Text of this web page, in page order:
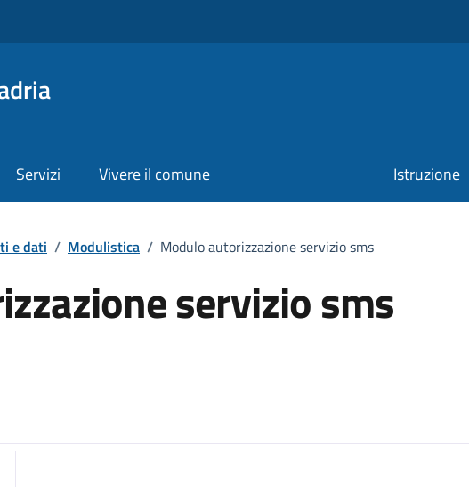
Servizi Vivere il comune Istruzione
e dati / Modulistica / Modulo autorizzazione servizio sms
servizio sms